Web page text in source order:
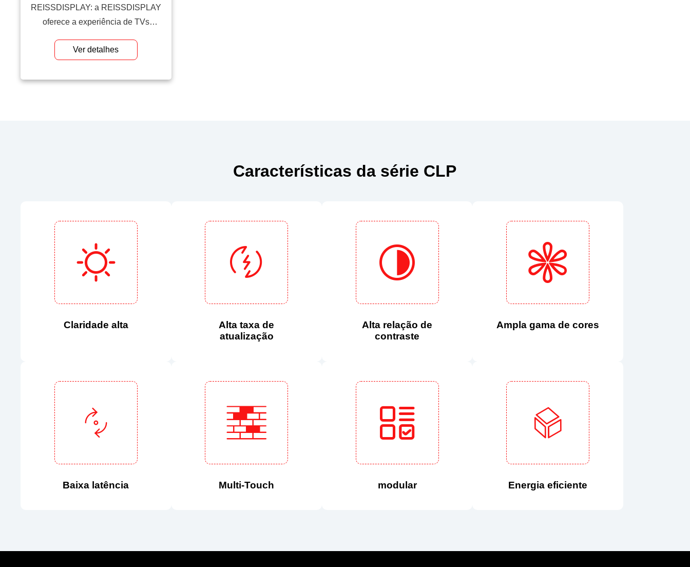
REISSDISPLAY: a REISSDISPLAY
oferece a experiência de TVs
multifuncional premium, mas em
tamanho estão disponíveis. Todas as
Ver detalhes
Características da série CLP
Claridade alta
Alta taxa de
atualização
Alta relação de
contraste
Ampla gama de cores
Baixa latência Multi-Touch modular Energia eficiente